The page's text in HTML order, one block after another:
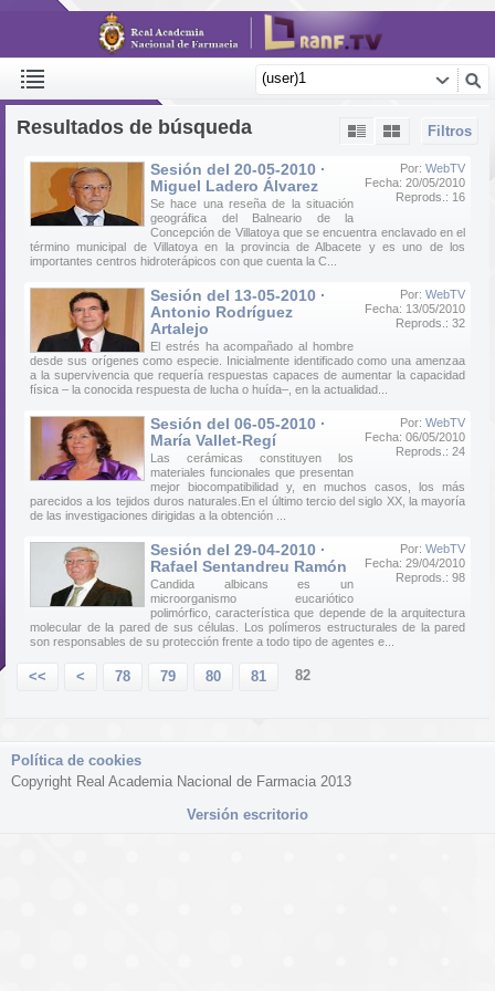
Filtros
Resultados de búsqueda
Por: WebTV
Fecha: 20/05/2010
Reprods.: 16
Sesión del 20-05-2010 ·
Miguel Ladero Álvarez
Se hace una reseña de la situación
geográfica del Balneario de la
Concepción de Villatoya que se encuentra enclavado en el
término municipal de Villatoya en la provincia de Albacete y es uno de los
importantes centros hidroterápicos con que cuenta la C...
Por: WebTV
Fecha: 13/05/2010
Reprods.: 32
Sesión del 13-05-2010 ·
Antonio Rodríguez
Artalejo
El estrés ha acompañado al hombre
desde sus orígenes como especie. Inicialmente identificado como una amenzaa
a la supervivencia que requería respuestas capaces de aumentar la capacidad
física – la conocida respuesta de lucha o huída–, en la actualidad...
Por: WebTV
Fecha: 06/05/2010
Reprods.: 24
Sesión del 06-05-2010 ·
María Vallet-Regí
Las cerámicas constituyen los
materiales funcionales que presentan
mejor biocompatibilidad y, en muchos casos, los más
parecidos a los tejidos duros naturales.En el último tercio del siglo XX, la mayoría
de las investigaciones dirigidas a la obtención ...
Por: WebTV
Fecha: 29/04/2010
Reprods.: 98
Sesión del 29-04-2010 ·
Rafael Sentandreu Ramón
Candida albicans es un
microorganismo eucariótico
polimórfico, característica que depende de la arquitectura
molecular de la pared de sus células. Los polímeros estructurales de la pared
son responsables de su protección frente a todo tipo de agentes e...
<< < 78 79 80 81 82
Política de cookies
Copyright Real Academia Nacional de Farmacia 2013
Versión escritorio